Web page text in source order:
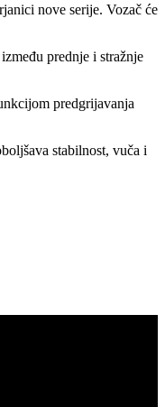
nove serije. Vozač će
prednje i stražnje
predgrijavanja
stabilnost, vuča i